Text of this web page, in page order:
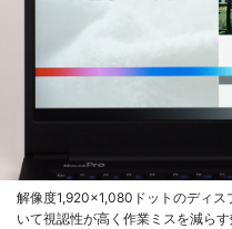
解像度1,920×1,080ドットのディス
いて視認性が高く作業ミスを減ら